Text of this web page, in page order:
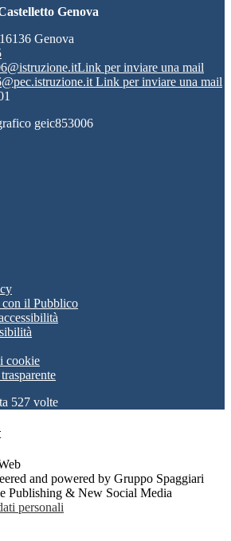
Genova
Genova
Link per inviare una mail
Link per inviare una mail
geic853006
il Pubblico
cookie
527 volte
and powered by Gruppo Spaggiari
Publishing & New Social Media
personali